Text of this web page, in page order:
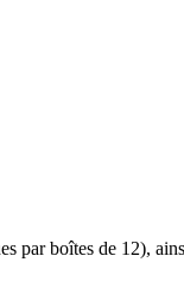
par boîtes de 12),